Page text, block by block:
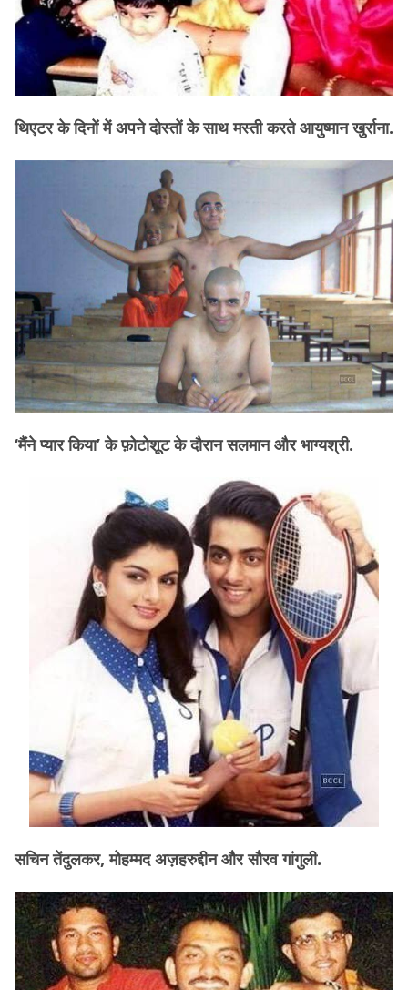
थिएटर के दिनों में अपने दोस्तों के साथ मस्ती करते आयुष्मान खुर्राना.
‘मैंने प्यार किया’ के फ़ोटोशूट के दौरान सलमान और भाग्यश्री.
सचिन तेंदुलकर, मोहम्मद अज़हरुद्दीन और सौरव गांगुली.